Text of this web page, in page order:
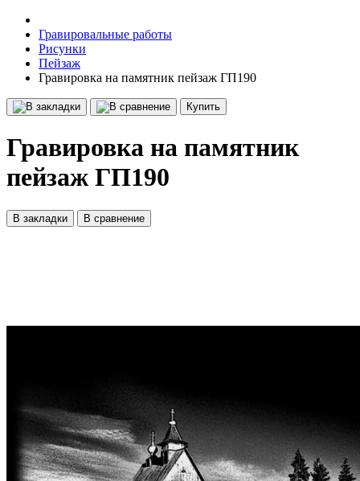
Гравировальные работы
Рисунки
Пейзаж
Гравировка на памятник пейзаж ГП190
Купить
Гравировка на памятник
пейзаж ГП190
В закладки В сравнение